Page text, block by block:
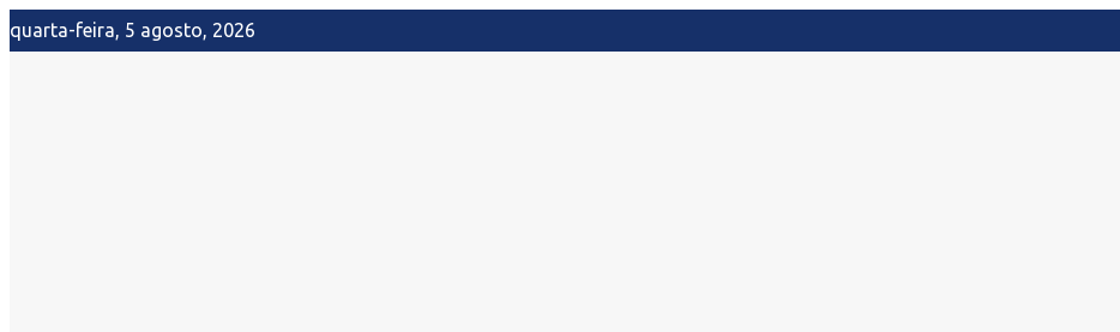
quarta-feira, 5 agosto, 2026